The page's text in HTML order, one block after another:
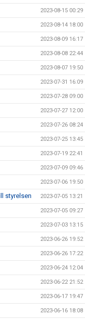
2023-08-15 00:29
2023-08-14 18:00
2023-08-09 16:17
2023-08-08 22:44
2023-08-07 19:50
2023-07-31 16:09
2023-07-28 09:00
2023-07-27 12:00
2023-07-26 08:24
2023-07-25 13:45
2023-07-19 22:41
2023-07-09 09:46
2023-07-06 19:50
styrelsen 2023-07-05 13:21
2023-07-05 09:27
2023-07-03 13:15
2023-06-26 19:52
2023-06-26 17:22
2023-06-24 12:04
2023-06-22 21:52
2023-06-17 19:47
2023-06-16 18:08